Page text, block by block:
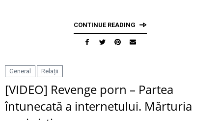
CONTINUE READING
General Relații
[VIDEO] Revenge porn – Partea
întunecată a internetului. Mărturia